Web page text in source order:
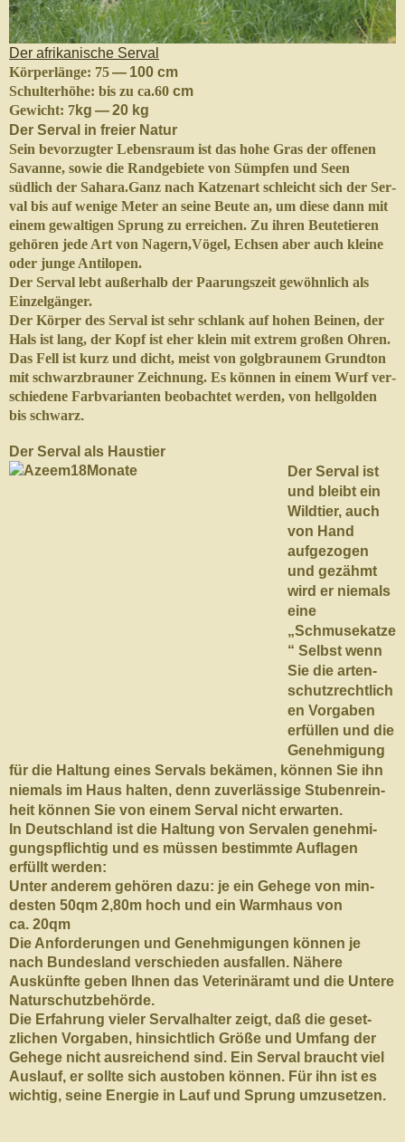
Der afrikanis­che Ser­val
Kör­per­länge: 75— 100 cm
Schul­ter­höhe: bis zu ca.60 cm
Gewicht: 7kg — 20 kg
Der Ser­val in freier Natur
Sein bevorzugter Leben­sraum ist das hohe Gras der offe­nen
Savanne, sowie die Randge­bi­ete von Sümpfen und Seen
südlich der Sahara.Ganz nach Katzenart schle­icht sich der Ser­
val bis auf wenige Meter an seine Beute an, um diese dann mit
einem gewalti­gen Sprung zu erre­ichen. Zu ihren Beutetieren
gehören jede Art von Nagern,Vögel, Ech­sen aber auch kleine
oder junge Antilopen.
Der Ser­val lebt außer­halb der Paarungszeit gewöhn­lich als
Einzelgänger.
Der Kör­per des Ser­val ist sehr schlank auf hohen Beinen, der
Hals ist lang, der Kopf ist eher klein mit extrem großen Ohren.
Das Fell ist kurz und dicht, meist von gol­gbraunem Grund­ton
mit schwarzbrauner Zeich­nung. Es kön­nen in einem Wurf ver­
schiedene Far­b­vari­anten beobachtet wer­den, von hell­go­lden
bis schwarz.
Der Ser­val als Haustier
Der Ser­val ist
und bleibt ein
Wildtier, auch
von Hand
aufge­zo­gen
und gezähmt
wird er niemals
eine
„Schmusekatze
“ Selbst wenn
Sie die arten­
schutzrechtlich
en Vor­gaben
erfüllen und die
Genehmi­gung
für die Hal­tung eines Ser­vals bekä­men, kön­nen Sie ihn
niemals im Haus hal­ten, denn zuver­läs­sige Stuben­rein­
heit kön­nen Sie von einem Ser­val nicht erwarten.
In Deutsch­land ist die Hal­tung von Ser­valen genehmi­
gungspflichtig und es müssen bes­timmte Aufla­gen
erfüllt werden:
Unter anderem gehören dazu: je ein Gehege von min­
desten 50qm 2,80m hoch und ein Warmhaus von
ca. 20qm
Die Anforderun­gen und Genehmi­gun­gen kön­nen je
nach Bun­des­land ver­schieden aus­fallen. Nähere
Auskün­fte geben Ihnen das Vet­er­inäramt und die Untere
Naturschutzbehörde.
Die Erfahrung vieler Ser­val­hal­ter zeigt, daß die geset­
zlichen Vor­gaben, hin­sichtlich Größe und Umfang der
Gehege nicht aus­re­ichend sind. Ein Ser­val braucht viel
Aus­lauf, er sollte sich aus­to­ben kön­nen. Für ihn ist es
wichtig, seine Energie in Lauf und Sprung umzusetzen.